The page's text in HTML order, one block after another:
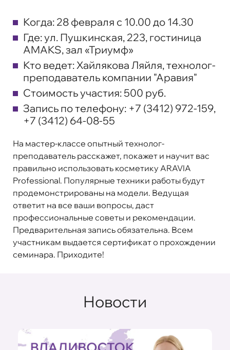
Когда: 28 февраля с 10.00 до 14.30
Где:ул. Пушкинская, 223, гостиница
AMAKS, зал «Триумф»
Кто ведет: Хайлякова Ляйля, технолог-
преподаватель компании "Аравия"
Стоимость участия: 500 руб.
Запись по телефону: +7 (3412) 972-159,
+7 (3412) 64-08-55
На мастер-классе опытный технолог-
преподаватель расскажет, покажет и научит вас
правильно использовать косметику ARAVIA
Professional. Популярные техники работы будут
продемонстрированы на модели. Ведущая
ответит на все ваши вопросы, даст
профессиональные советы и рекомендации.
Предварительная запись обязательна. Всем
участникам выдается сертификат о прохождении
семинара. Приходите!
Новости